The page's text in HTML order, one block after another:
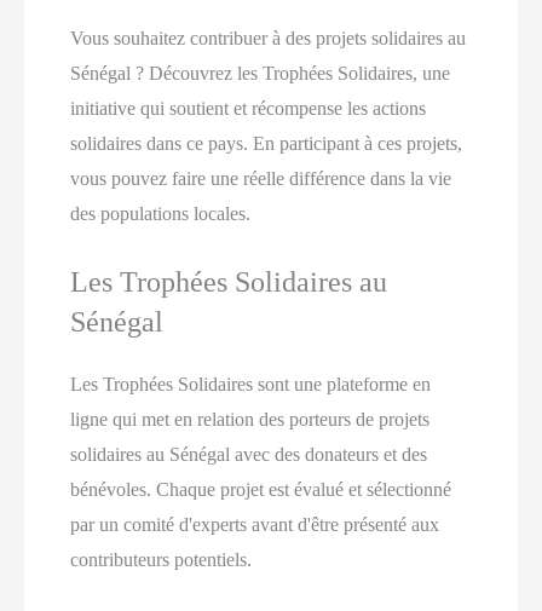
Vous souhaitez contribuer à des projets solidaires au
Sénégal ? Découvrez les Trophées Solidaires, une
initiative qui soutient et récompense les actions
solidaires dans ce pays. En participant à ces projets,
vous pouvez faire une réelle différence dans la vie
des populations locales.
Les Trophées Solidaires au
Sénégal
Les Trophées Solidaires sont une plateforme en
ligne qui met en relation des porteurs de projets
solidaires au Sénégal avec des donateurs et des
bénévoles. Chaque projet est évalué et sélectionné
par un comité d'experts avant d'être présenté aux
contributeurs potentiels.